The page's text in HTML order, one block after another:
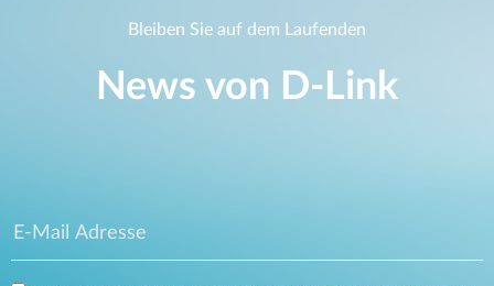
Bleiben Sie auf dem Laufenden
News von D‑Link